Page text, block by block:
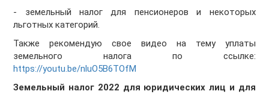
- земельный налог для пенсионеров и некоторых
льготных категорий.
Также рекомендую свое видео на тему уплаты
земельного налога по ссылке:
https://youtu.be/nluO5B6TOfM
Земельный налог 2022 для юридических лиц и для